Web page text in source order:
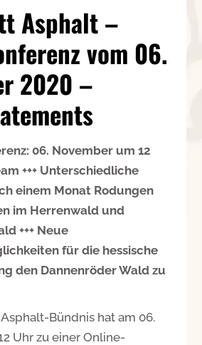
Asphalt –
vom 06.
2020 –
06. November um 12
+++ Unterschiedliche
einem Monat Rodungen
im Herrenwald und
+++ Neue
für die hessische
den Dannenröder Wald zu
Bündnis hat am 06.
Uhr zu einer Online-